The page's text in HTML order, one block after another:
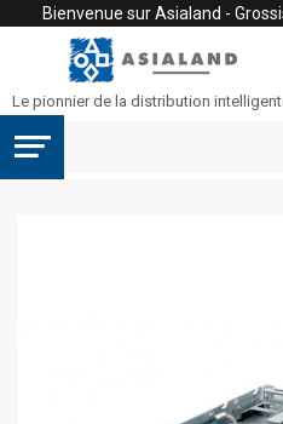
Bienvenue sur Asialand -
Le pionnier de la distribution